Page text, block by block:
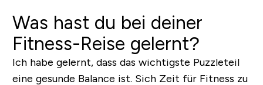
Was hast du bei deiner
Fitness-Reise gelernt?
Ich habe gelernt, dass das wichtigste Puzzleteil
eine gesunde Balance ist. Sich Zeit für Fitness zu